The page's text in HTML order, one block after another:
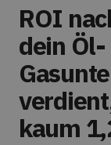
ROI
dein
kaum